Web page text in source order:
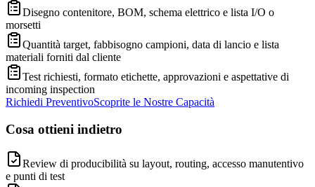
Disegno contenitore, BOM, schema elettrico e lista I/O o
morsetti
Quantità target, fabbisogno campioni, data di lancio e lista
materiali forniti dal cliente
Test richiesti, formato etichette, approvazioni e aspettative di
incoming inspection
Richiedi PreventivoScoprite le Nostre Capacità
Cosa ottieni indietro
Review di producibilità su layout, routing, accesso manutentivo
e punti di test